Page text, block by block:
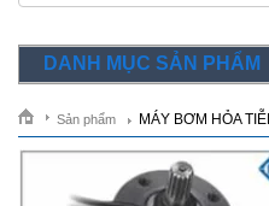
DANH MỤC SẢN PHẨM
Sản phẩm MÁY BƠM HỎA